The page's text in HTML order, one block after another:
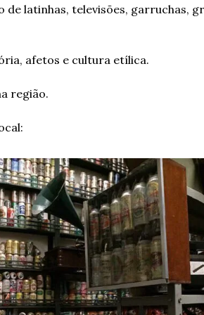
de latinhas, televisões, garruchas,
afetos e cultura etílica.
região.